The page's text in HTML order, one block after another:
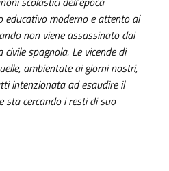
educativo moderno e attento ai
non viene assassinato dai
spagnola. Le vicende di
ambientate ai giorni nostri,
intenzionata ad esaudire il
sta cercando i resti di suo